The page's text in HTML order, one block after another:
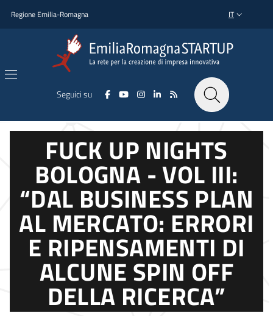
Regione Emilia-Romagna SELETTORE
IT
Seguici su
FUCK UP NIGHTS
BOLOGNA - VOL III:
“DAL BUSINESS PLAN
AL MERCATO: ERRORI
E RIPENSAMENTI DI
ALCUNE SPIN OFF
DELLA RICERCA”